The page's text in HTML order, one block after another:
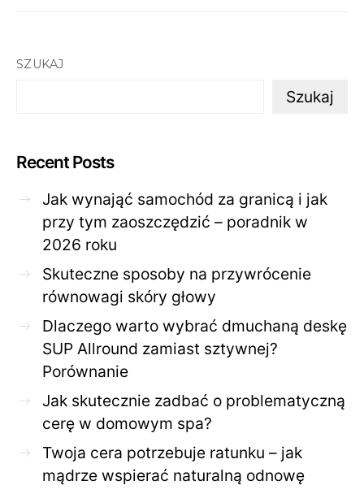
SZUKAJ
Szukaj
Recent Posts
Jak wynająć samochód za granicą i jak
przy tym zaoszczędzić – poradnik w
2026 roku
Skuteczne sposoby na przywrócenie
równowagi skóry głowy
Dlaczego warto wybrać dmuchaną deskę
SUP Allround zamiast sztywnej?
Porównanie
Jak skutecznie zadbać o problematyczną
cerę w domowym spa?
Twoja cera potrzebuje ratunku – jak
mądrze wspierać naturalną odnowę